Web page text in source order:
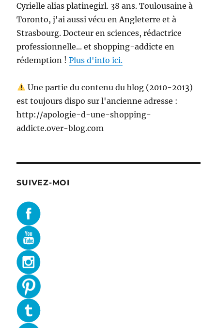
Cyrielle alias platinegirl. 38 ans. Toulousaine à
Toronto, j'ai aussi vécu en Angleterre et à
Strasbourg. Docteur en sciences, rédactrice
professionnelle... et shopping-addicte en
rédemption !Plus d'info ici.
Une partie du contenu du blog (2010-2013)
est toujours dispo sur l'ancienne adresse :
http://apologie-d-une-shopping-
addicte.over-blog.com
SUIVEZ-MOI